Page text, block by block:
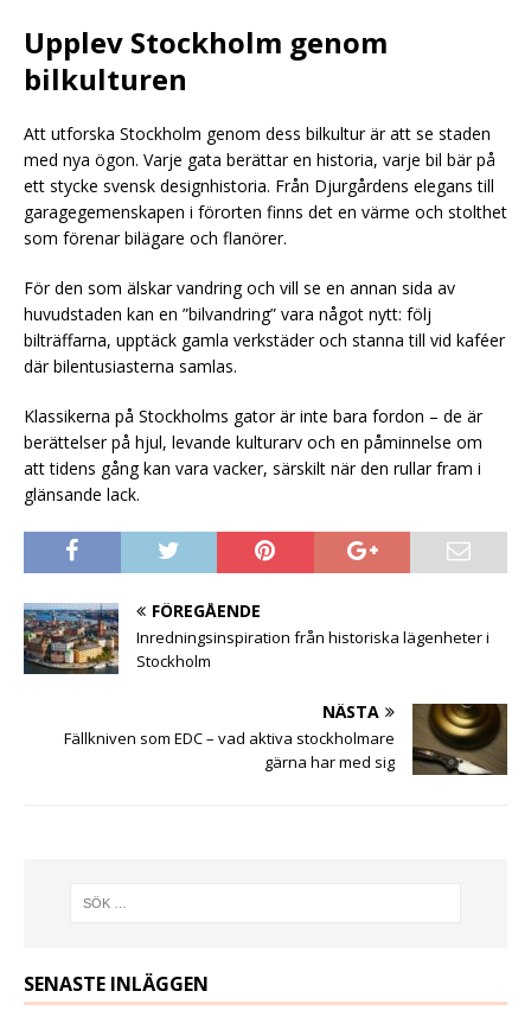
Upplev Stockholm genom
bilkulturen
Att utforska Stockholm genom dess bilkultur är att se staden
med nya ögon. Varje gata berättar en historia, varje bil bär på
ett stycke svensk designhistoria. Från Djurgårdens elegans till
garagegemenskapen i förorten finns det en värme och stolthet
som förenar bilägare och flanörer.
För den som älskar vandring och vill se en annan sida av
huvudstaden kan en ”bilvandring” vara något nytt: följ
bilträffarna, upptäck gamla verkstäder och stanna till vid kaféer
där bilentusiasterna samlas.
Klassikerna på Stockholms gator är inte bara fordon – de är
berättelser på hjul, levande kulturarv och en påminnelse om
att tidens gång kan vara vacker, särskilt när den rullar fram i
glänsande lack.
FÖREGÅENDE
Inredningsinspiration från historiska lägenheter i
Stockholm
NÄSTA
Fällkniven som EDC – vad aktiva stockholmare
gärna har med sig
SENASTE INLÄGGEN